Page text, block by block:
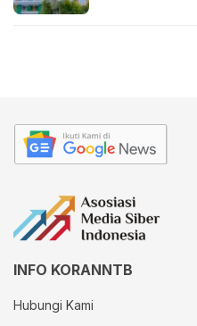
INFO KORANNTB
Hubungi Kami